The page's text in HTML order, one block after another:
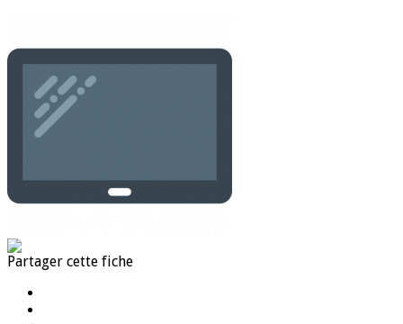
Partager cette fiche